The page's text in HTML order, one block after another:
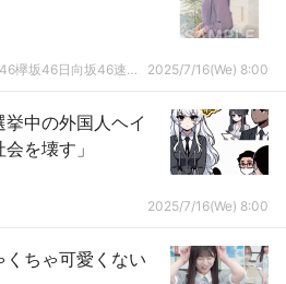
乃木通☆世界最速！乃木坂46欅坂46日向坂46速報まとめ 2025/7/16(We) 8:00
中の外国人ヘイ
を壊す」
2025/7/16(We) 8:00
ちゃ可愛くない